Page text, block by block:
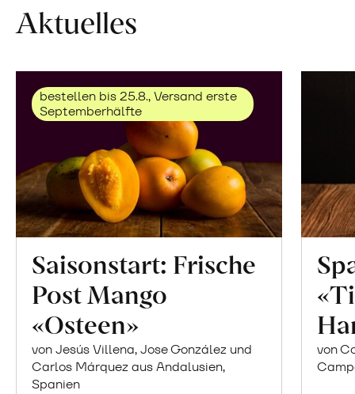
Aktuelles
bestellen bis 25.8., Versand erste
Septemberhälfte
Saisonstart: Frische
Post Mango
«Osteen»
von Jesús Villena, Jose González und
Carlos Márquez aus Andalusien,
Spanien
von